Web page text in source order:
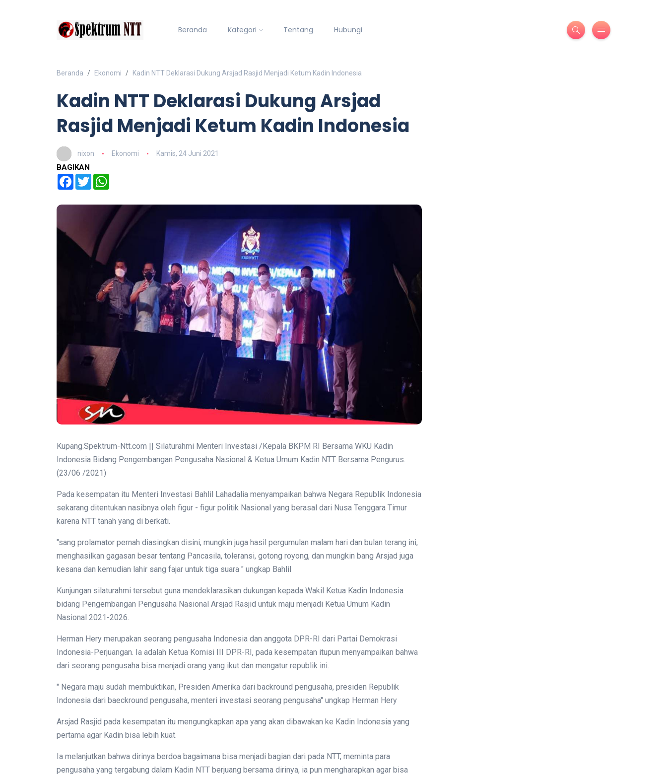
Beranda Kategori Tentang Hubungi
Beranda Ekonomi Kadin NTT Deklarasi Dukung Arsjad Rasjid Menjadi Ketum Kadin Indonesia
Kadin NTT Deklarasi Dukung Arsjad
Rasjid Menjadi Ketum Kadin Indonesia
nixon Ekonomi Kamis, 24 Juni 2021
BAGIKAN
Facebook
Twitter
Kupang.Spektrum-Ntt.com || Silaturahmi Menteri Investasi /Kepala BKPM RI Bersama WKU Kadin
Indonesia Bidang Pengembangan Pengusaha Nasional & Ketua Umum Kadin NTT Bersama Pengurus.
(23/06 /2021)
Pada kesempatan itu Menteri Investasi Bahlil Lahadalia menyampaikan bahwa Negara Republik Indonesia
sekarang ditentukan nasibnya oleh figur - figur politik Nasional yang berasal dari Nusa Tenggara Timur
karena NTT tanah yang di berkati.
"sang prolamator pernah diasingkan disini, mungkin juga hasil pergumulan malam hari dan bulan terang ini,
menghasilkan gagasan besar tentang Pancasila, toleransi, gotong royong, dan mungkin bang Arsjad juga
kesana dan kemudian lahir sang fajar untuk tiga suara " ungkap Bahlil
Kunjungan silaturahmi tersebut guna mendeklarasikan dukungan kepada Wakil Ketua Kadin Indonesia
bidang Pengembangan Pengusaha Nasional Arsjad Rasjid untuk maju menjadi Ketua Umum Kadin
Nasional 2021-2026.
Herman Hery merupakan seorang pengusaha Indonesia dan anggota DPR-RI dari Partai Demokrasi
Indonesia-Perjuangan. Ia adalah Ketua Komisi III DPR-RI, pada kesempatan itupun menyampaikan bahwa
dari seorang pengusaha bisa menjadi orang yang ikut dan mengatur republik ini.
" Negara maju sudah membuktikan, Presiden Amerika dari backround pengusaha, presiden Republik
Indonesia dari baeckround pengusaha, menteri investasi seorang pengusaha" ungkap Herman Hery
Arsjad Rasjid pada kesempatan itu mengungkapkan apa yang akan dibawakan ke Kadin Indonesia yang
pertama agar Kadin bisa lebih kuat.
Ia melanjutkan bahwa dirinya berdoa bagaimana bisa menjadi bagian dari pada NTT, meminta para
pengusaha yang tergabung dalam Kadin NTT berjuang bersama dirinya, ia pun mengharapkan agar bisa